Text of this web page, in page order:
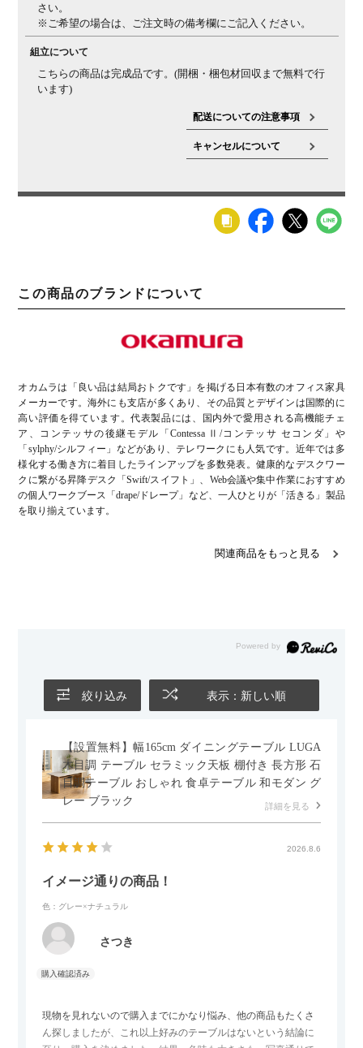
さい。
※ご希望の場合は、ご注文時の備考欄にご記入ください。
組立について
こちらの商品は完成品です。(開梱・梱包材回収まで無料で行
います)
配送についての注意事項
キャンセルについて
この商品のブランドについて
オカムラは「良い品は結局おトクです」を掲げる日本有数のオフィス家具
メーカーです。海外にも支店が多くあり、その品質とデザインは国際的に
高い評価を得ています。代表製品には、国内外で愛用される高機能チェ
ア、コンテッサの後継モデル「Contessa Ⅱ/コンテッサ セコンダ」や
「sylphy/シルフィー」などがあり、テレワークにも人気です。近年では多
様化する働き方に着目したラインアップを多数発表。健康的なデスクワー
クに繋がる昇降デスク「Swift/スイフト」、Web会議や集中作業におすすめ
の個人ワークブース「drape/ドレープ」など、一人ひとりが「活きる」製品
を取り揃えています。
関連商品をもっと見る
絞り込み 表示：新しい順
【設置無料】幅165cm ダイニングテーブル LUGA
木目調 テーブル セラミック天板 棚付き 長方形 石
目調テーブル おしゃれ 食卓テーブル 和モダン グ
レー ブラック
詳細を見る
2026.8.6
イメージ通りの商品！
色：グレー×ナチュラル
さつき
現物を見れないので購入までにかなり悩み、他の商品もたくさ
ん探しましたが、これ以上好みのテーブルはないという結論に